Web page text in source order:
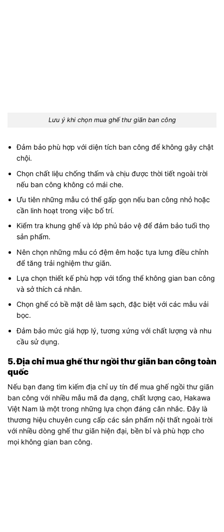
Lưu ý khi chọn mua ghế thư giãn ban công
Đảm bảo phù hợp với diện tích ban công để không gây chật
chội.
Chọn chất liệu chống thấm và chịu được thời tiết ngoài trời
nếu ban công không có mái che.
Ưu tiên những mẫu có thể gấp gọn nếu ban công nhỏ hoặc
cần linh hoạt trong việc bố trí.
Kiểm tra khung ghế và lớp phủ bảo vệ để đảm bảo tuổi thọ
sản phẩm.
Nên chọn những mẫu có đệm êm hoặc tựa lưng điều chỉnh
để tăng trải nghiệm thư giãn.
Lựa chọn thiết kế phù hợp với tổng thể không gian ban công
và sở thích cá nhân.
Chọn ghế có bề mặt dễ làm sạch, đặc biệt với các mẫu vải
bọc.
Đảm bảo mức giá hợp lý, tương xứng với chất lượng và nhu
cầu sử dụng.
5. Địa chỉ mua ghế thư ngồi thư giãn ban công toàn
quốc
Nếu bạn đang tìm kiếm địa chỉ uy tín để mua ghế ngồi thư giãn
ban công với nhiều mẫu mã đa dạng, chất lượng cao, Hakawa
Việt Nam là một trong những lựa chọn đáng cân nhắc. Đây là
thương hiệu chuyên cung cấp các sản phẩm nội thất ngoài trời
với nhiều dòng ghế thư giãn hiện đại, bền bỉ và phù hợp cho
mọi không gian ban công.